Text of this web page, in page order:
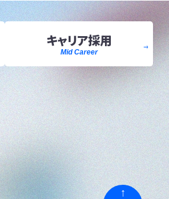
キャリア採用
Mid Career